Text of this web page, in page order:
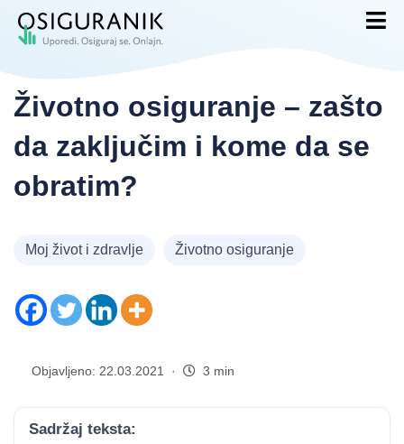
Životno osiguranje – zašto
da zaključim i kome da se
obratim?
Moj život i zdravlje Životno osiguranje
Objavljeno: 22.03.2021 · 3 min
Sadržaj teksta: